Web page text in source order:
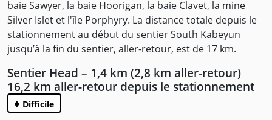
baie Sawyer, la baie Hoorigan, la baie Clavet, la mine
Silver Islet et l'île Porphyry. La distance totale depuis le
stationnement au début du sentier South Kabeyun
jusqu’à la fin du sentier, aller-retour, est de 17 km.
Sentier Head – 1,4 km (2,8 km aller-retour)
16,2 km aller-retour depuis le stationnement
♦ Difficile